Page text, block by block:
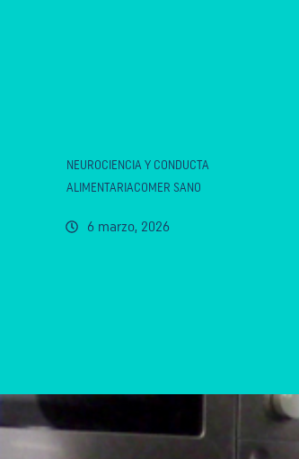
NEUROCIENCIA Y CONDUCTA
ALIMENTARIACOMER SANO
6 marzo, 2026